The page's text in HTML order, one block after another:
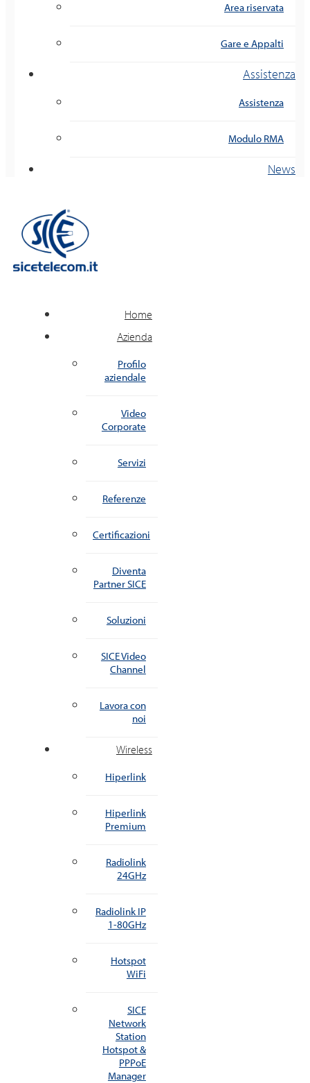
Area riservata
Gare e Appalti
Assistenza
Assistenza
Modulo RMA
News
Home
Azienda
Profilo
aziendale
Video
Corporate
Servizi
Referenze
Certificazioni
Diventa
Partner SICE
Soluzioni
SICE Video
Channel
Lavora con
noi
Wireless
Hiperlink
Hiperlink
Premium
Radiolink
24GHz
Radiolink IP
1-80GHz
Hotspot
WiFi
SICE
Network
Station
Hotspot &
PPPoE
Manager